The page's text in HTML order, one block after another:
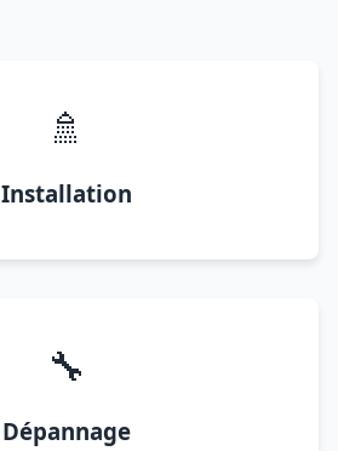
🚿
Installation
🔧
Dépannage